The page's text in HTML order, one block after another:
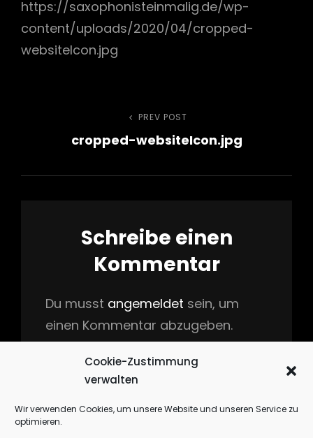
Cookie-Zustimmung
verwalten
Wir verwenden Cookies, um unsere Website und unseren Service zu
optimieren.
https://saxophonisteinmalig.de/wp-
content/uploads/2020/04/cropped-
websiteIcon.jpg
Beitragsnavigation
Previous
Post
PREV POST
cropped-websiteIcon.jpg
Schreibe einen
Kommentar
Du musst angemeldet sein, um
einen Kommentar abzugeben.
Diese Website verwendet Akismet, um
Spam zu reduzieren.Erfahre, wie deine
Kommentardaten verarbeitet werden.